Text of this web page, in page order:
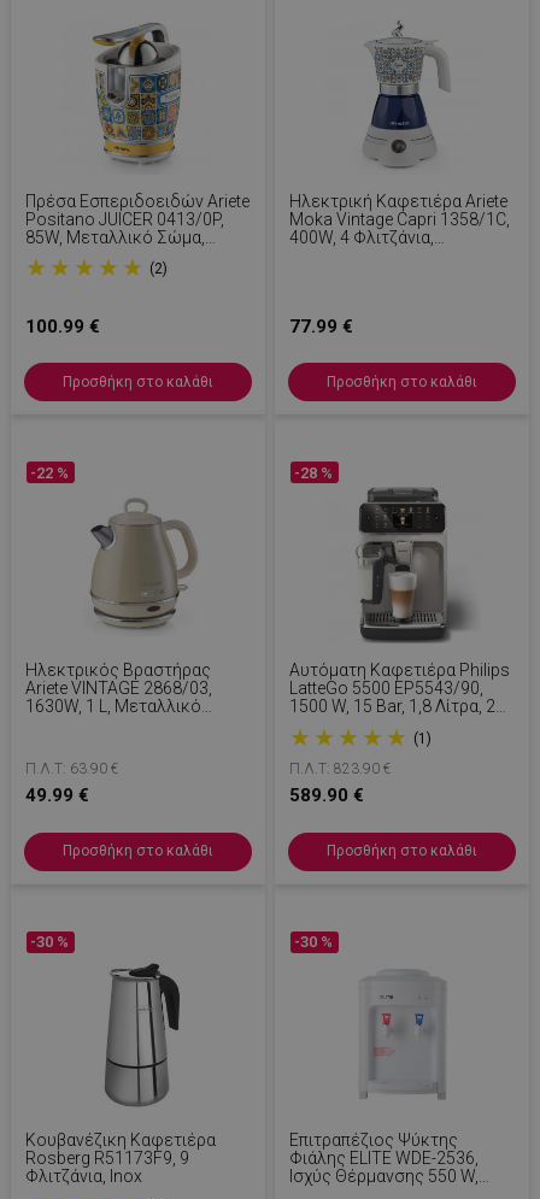
Πρέσα Εσπεριδοειδών Ariete
Positano JUICER 0413/0P,
85W, Μεταλλικό Σώμα,
Αθόρυβη Λειτουργία, 2
Εξαρτήματα, Λευκό/Κίτρινο
★ ★ ★ ★ ★ (2)
100.99 €
Προσθήκη στο καλάθι
Ηλεκτρική Καφετιέρα Ariete
Moka Vintage Capri 1358/1C,
400W, 4 Φλιτζάνια,
77.99 €
Προσθήκη στο καλάθι
Ηλεκτρικός Βραστήρας
Ariete VINTAGE 2868/03,
1630W, 1 L, Μεταλλικό
-22 %
Π.Λ.Τ: 63.90 €
49.99 €
Προσθήκη στο καλάθι
Αυτόματη Καφετιέρα Philips
LatteGo 5500 EP5543/90,
1500 W, 15 Bar, 1,8 Λίτρα, 20
Ροφήματα, LatteGo,
SilentBrew, QuickStart,
Κεραμικός Μύλος, Οθόνη
Αφής, Λευκό Χρώμιο
★ ★ ★ ★ ★ (1)
-28 %
Π.Λ.Τ: 823.90 €
589.90 €
Προσθήκη στο καλάθι
Κουβανέζικη Καφετιέρα
Rosberg R51173F9, 9
Φλιτζάνια, Inox
-30 %
Επιτραπέζιος Ψύκτης
Φιάλης ELITE WDE-2536,
Ισχύς Θέρμανσης 550 W,
-30 %